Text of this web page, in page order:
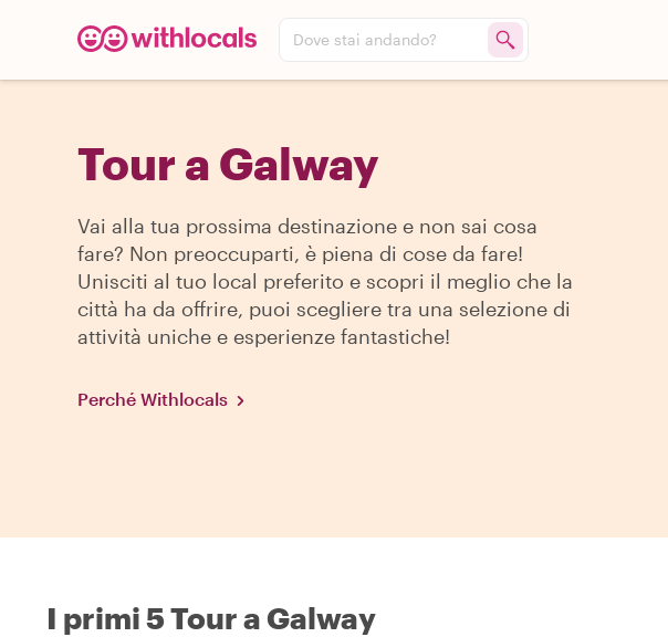
Dove stai andando?
Tour a Galway
Vai alla tua prossima destinazione e non sai cosa
fare? Non preoccuparti, è piena di cose da fare!
Unisciti al tuo local preferito e scopri il meglio che la
città ha da offrire, puoi scegliere tra una selezione di
attività uniche e esperienze fantastiche!
Perché Withlocals
I primi 5 Tour a Galway